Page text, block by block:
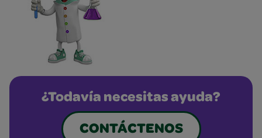
¿Todavía necesitas ayuda?
CONTÁCTENOS